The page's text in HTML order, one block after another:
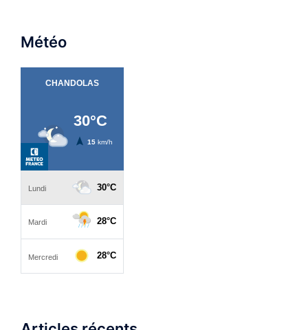
Météo